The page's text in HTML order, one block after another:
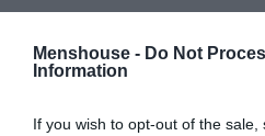
Menshouse - Do Not
Information
If you wish to opt-out of the